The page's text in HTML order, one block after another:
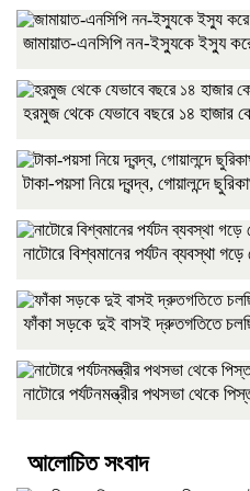
জামায়াত-এনসিপি নন-ইস্যুকে ইস্যু
হরমুজ থেকে যেভাবে বছরে ১৪ হাজার
টাকা-পয়সা নিয়ে দ্বন্দ্ব, গোয়ালন্দে
নাটোরে বিশ্বমানের পর্যটন ব্যবস্থা গড়ে
ফাঁকা সড়কে দুই বাসই দ্রুতগতিতে
নাটোরে পর্যটনমন্ত্রীর পথসভা থেকে
আলোচিত সংবাদ